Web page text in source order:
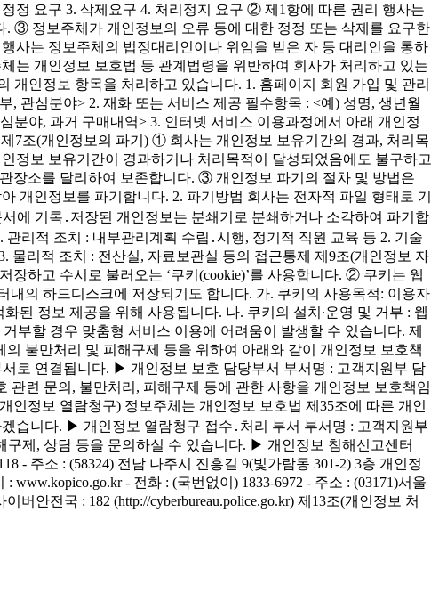
정 요구 3. 삭제요구 4. 처리정지 요구 ② 제1항에 따른 권리 행사는
③ 정보주체가 개인정보의 오류 등에 대한 정정 또는 삭제를 요구한
사는 정보주체의 법정대리인이나 위임을 받은 자 등 대리인을 통하
는 개인정보 보호법 등 관계법령을 위반하여 회사가 처리하고 있는
인정보 항목을 처리하고 있습니다. 1. 홈페이지 회원 가입 및 관리
관심분야> 2. 재화 또는 서비스 제공 필수항목 : <예) 성명, 생년월
분야, 과거 구매내역> 3. 인터넷 서비스 이용과정에서 아래 개인정
7조(개인정보의 파기) ① 회사는 개인정보 보유기간의 경과, 처리목
정보 보유기간이 경과하거나 처리목적이 달성되었음에도 불구하고
장소를 달리하여 보존합니다. ③ 개인정보 파기의 절차 및 방법은
개인정보를 파기합니다. 2. 파기방법 회사는 전자적 파일 형태로 기
에 기록․저장된 개인정보는 분쇄기로 분쇄하거나 소각하여 파기합
리적 조치 : 내부관리계획 수립․시행, 정기적 직원 교육 등 2. 기술
물리적 조치 : 전산실, 자료보관실 등의 접근통제 제9조(개인정보 자
하고 수시로 불러오는 ‘쿠키(cookie)’를 사용합니다. ② 쿠키는 웹
의 하드디스크에 저장되기도 합니다. 가. 쿠키의 사용목적: 이용자
된 정보 제공을 위해 사용됩니다. 나. 쿠키의 설치∙운영 및 거부 : 웹
부할 경우 맞춤형 서비스 이용에 어려움이 발생할 수 있습니다. 제
불만처리 및 피해구제 등을 위하여 아래와 같이 개인정보 보호책
로 연결됩니다. ▶ 개인정보 보호 담당부서 부서명 : 고객지원부 담
련 문의, 불만처리, 피해구제 등에 관한 사항을 개인정보 보호책임
인정보 열람청구) 정보주체는 개인정보 보호법 제35조에 따른 개인
습니다. ▶ 개인정보 열람청구 접수․처리 부서 부서명 : 고객지원부
구제, 상담 등을 문의하실 수 있습니다. ▶ 개인정보 침해신고센터
- 주소 : (58324) 전남 나주시 진흥길 9(빛가람동 301-2) 3층 개인정
- 전화 : (국번없이) 1833-6972 - 주소 : (03171)서울
안전국 : 182 (http://cyberbureau.police.go.kr) 제13조(개인정보 처